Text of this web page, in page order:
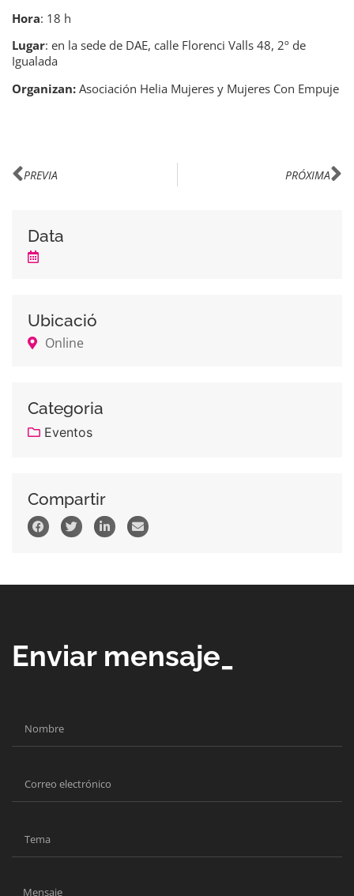
Hora: 18 h
Lugar: en la sede de DAE, calle Florenci Valls 48, 2º de
Igualada
Organizan: Asociación Helia Mujeres y Mujeres Con Empuje
PREVIA PRÓXIMA
Data
Ubicació
Online
Categoria
Eventos
Compartir
Enviar mensaje_